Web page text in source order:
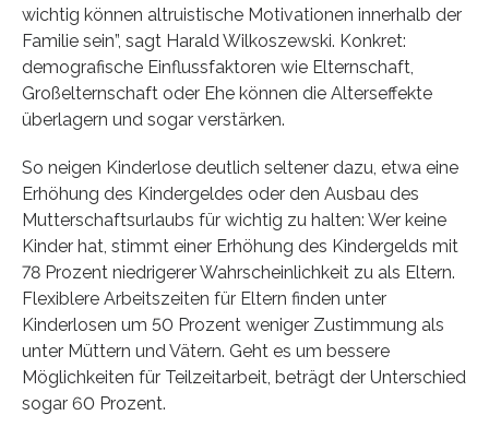
wichtig können altruistische Motivationen innerhalb der
Familie sein”, sagt Harald Wilkoszewski. Konkret:
demografische Einflussfaktoren wie Elternschaft,
Großelternschaft oder Ehe können die Alterseffekte
überlagern und sogar verstärken.
So neigen Kinderlose deutlich seltener dazu, etwa eine
Erhöhung des Kindergeldes oder den Ausbau des
Mutterschaftsurlaubs für wichtig zu halten: Wer keine
Kinder hat, stimmt einer Erhöhung des Kindergelds mit
78 Prozent niedrigerer Wahrscheinlichkeit zu als Eltern.
Flexiblere Arbeitszeiten für Eltern finden unter
Kinderlosen um 50 Prozent weniger Zustimmung als
unter Müttern und Vätern. Geht es um bessere
Möglichkeiten für Teilzeitarbeit, beträgt der Unterschied
sogar 60 Prozent.